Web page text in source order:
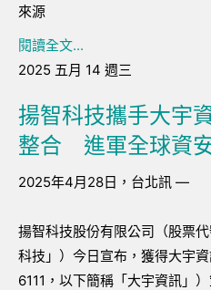
來源
閱讀全文...
2025 五月 14 週三
揚智科技攜手大宇
整合 進軍全球資
2025年4月28日，台北訊 —
揚智科技股份有限公司（股票
科技」）今日宣布，獲得大宇
6111，以下簡稱「大宇資訊」